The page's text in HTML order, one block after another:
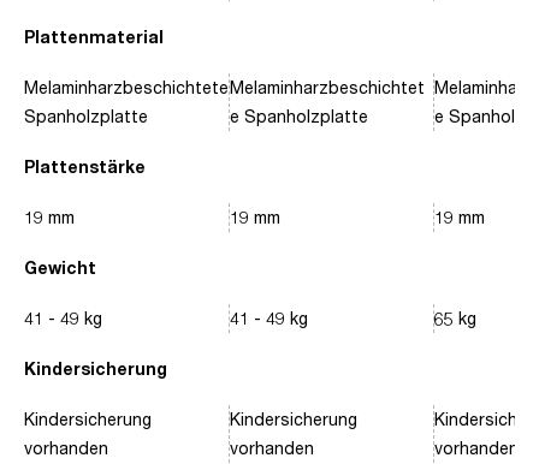
Plattenmaterial
Plattenstärke
Gewicht
Kindersicherung
Melaminharzbeschichtete
Spanholzplatte
19 mm
41 - 49 kg
Kindersicherung
vorhanden
Melaminharzbeschichtet
e Spanholzplatte
19 mm
41 - 49 kg
Kindersicherung
vorhanden
e
19 mm
65 kg
vorhanden